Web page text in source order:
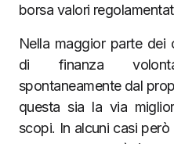
borsa valori
Nella maggior parte dei
di finanza
spontaneamente dal
questa sia la via
scopi. In alcuni casi